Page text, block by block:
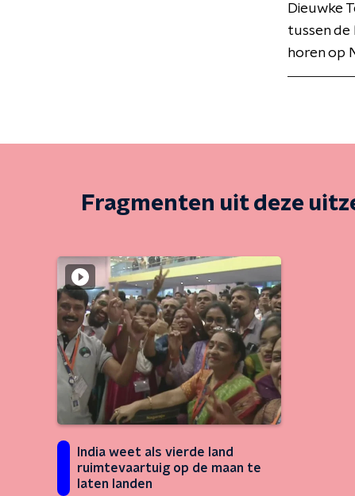
Dieuwke
tussen de
horen op
Fragmenten uit deze
India weet als vierde land
ruimtevaartuig op de maan te
laten landen